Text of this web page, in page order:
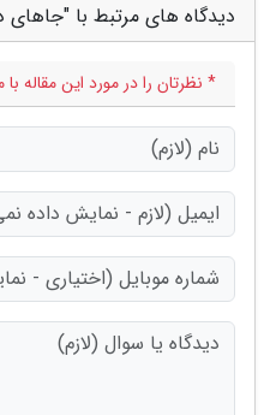
دیدگاه های مرتبط با "جاهای
* نظرتان را در مورد این مقاله با